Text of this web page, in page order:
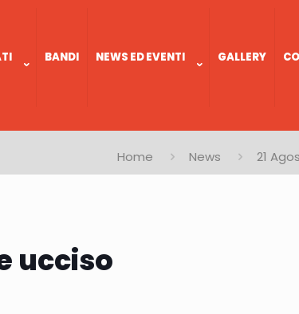
BANDI NEWS ED EVENTI GALLERY
Home News 21
ucciso